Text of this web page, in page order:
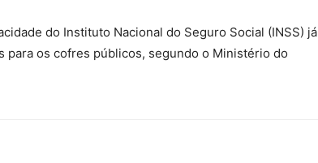
do Instituto Nacional do Seguro Social (INSS) já
para os cofres públicos, segundo o Ministério do